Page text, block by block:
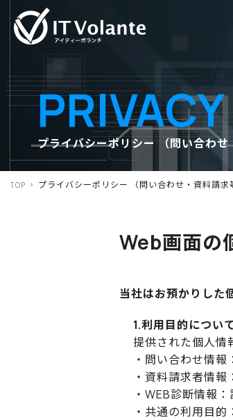
プライバシーポリシー （問い合わ
TOP プライバシーポリシー （問い合わせ・資料請求
Web画面の
当社はお預かりした
1.利用目的につい
提供された個人情
・問い合わせ情
・資料請求者情
・WEB診断情報
・共通の利用目